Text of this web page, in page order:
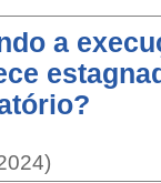
a